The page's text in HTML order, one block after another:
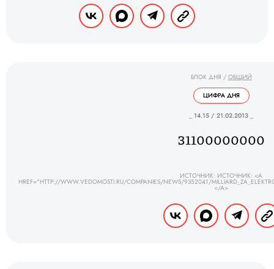
БЛОК ДНЯ / ОБЩИЙ
ЦИФРА ДНЯ
_ 14.15 / 21.02.2013 _
31100000000
ИСТОЧНИК: ИСТОЧНИК: <A
HREF="HTTP://WWW.VEDOMOSTI.RU/COMPANIES/NEWS/9352041/
</A>